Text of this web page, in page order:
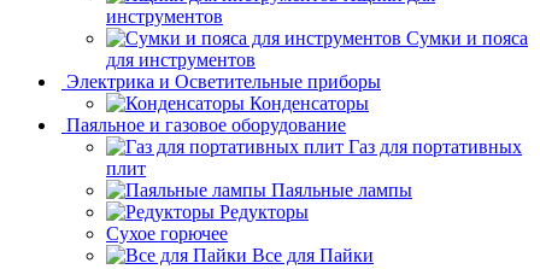
инструментов
Сумки и пояса
для инструментов
Электрика и Осветительные приборы
Конденсаторы
Паяльное и газовое оборудование
Газ для портативных
плит
Паяльные лампы
Редукторы
Сухое горючее
Все для Пайки